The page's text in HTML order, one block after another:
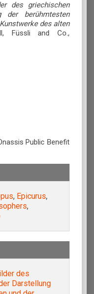
des griechischen
der berühmtesten
des alten
Füssli and Co.,
Public Benefit
, Epicurus,
,
des
Darstellung